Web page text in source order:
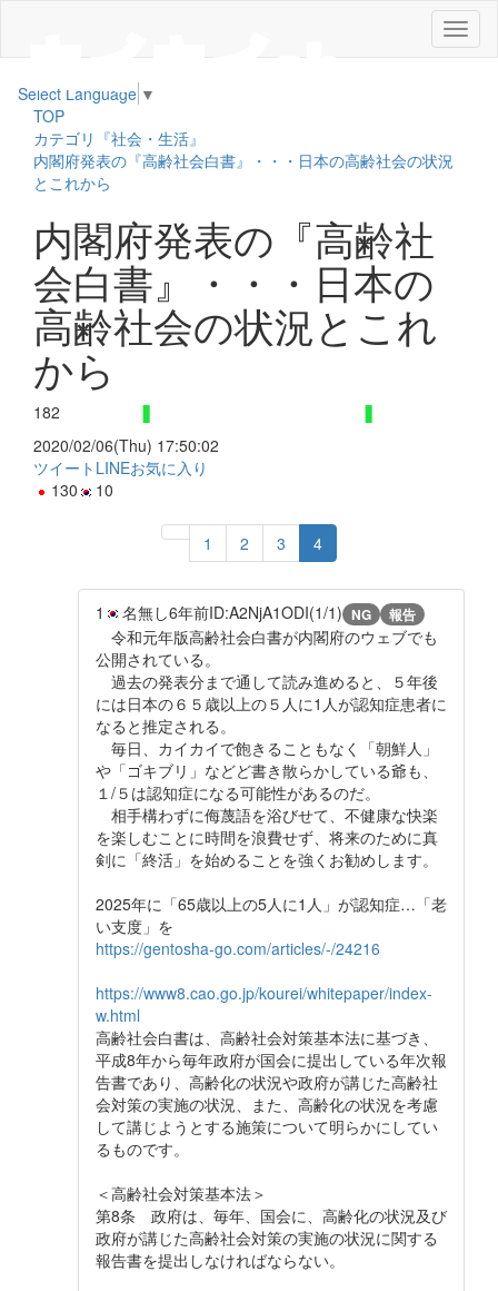
メ
ニ
Select Language ▼
TOP
カテゴリ『社会・生活』
内閣府発表の『高齢社会白書』・・・日本の高齢社会の状況
とこれから
内閣府発表の『高齢社
会白書』・・・日本の
高齢社会の状況とこれ
から
182
2020/02/06(Thu) 17:50:02
ツイート LINEお気に入り
130
10
1 2 3 4
1 名無し6年前ID:A2NjA1ODI(1/1) NG 報告
令和元年版高齢社会白書が内閣府のウェブでも
公開されている。
過去の発表分まで通して読み進めると、５年後
には日本の６５歳以上の５人に1人が認知症患者に
なると推定される。
毎日、カイカイで飽きることもなく「朝鮮人」
や「ゴキブリ」などど書き散らかしている爺も、
１/５は認知症になる可能性があるのだ。
相手構わずに侮蔑語を浴びせて、不健康な快楽
を楽しむことに時間を浪費せず、将来のために真
剣に「終活」を始めることを強くお勧めします。
2025年に「65歳以上の5人に1人」が認知症…「老
い支度」を
https://gentosha-go.com/articles/-/24216
https://www8.cao.go.jp/kourei/whitepaper/index-
w.html
高齢社会白書は、高齢社会対策基本法に基づき、
平成8年から毎年政府が国会に提出している年次報
告書であり、高齢化の状況や政府が講じた高齢社
会対策の実施の状況、また、高齢化の状況を考慮
して講じようとする施策について明らかにしてい
るものです。
＜高齢社会対策基本法＞
第8条 政府は、毎年、国会に、高齢化の状況及び
政府が講じた高齢社会対策の実施の状況に関する
報告書を提出しなければならない。